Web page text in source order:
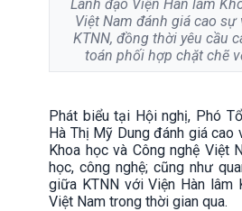
Lãnh đạo Viện Hàn lâm
Việt Nam đánh giá cao
KTNN, đồng thời yêu cầu
toán phối hợp chặt chẽ
Phát biểu tại Hội nghị, Phó
Hà Thị Mỹ Dung đánh giá cao
Khoa học và Công nghệ Việt
học, công nghệ; cũng như
giữa KTNN với Viện Hàn lâm
Việt Nam trong thời gian qua.